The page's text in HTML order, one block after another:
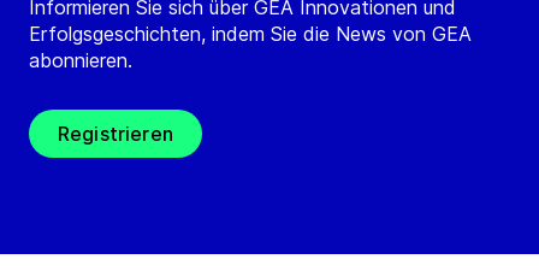
Informieren Sie sich über GEA Innovationen und
Erfolgsgeschichten, indem Sie die News von GEA
abonnieren.
Registrieren